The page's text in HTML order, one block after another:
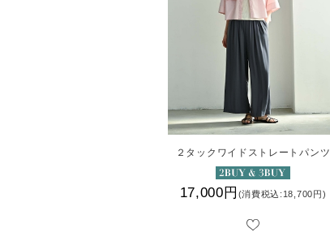
２タックワイドストレートパンツ
17,000円 (消費税込:18,700円)